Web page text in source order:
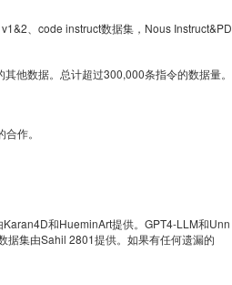
、code instruct数据集，Nous Instruct&PD
他数据。总计超过300,000条指令的数据量。
作。
和HueminArt提供。GPT4-LLM和Unn
集由Sahil 2801提供。如果有任何遗漏的